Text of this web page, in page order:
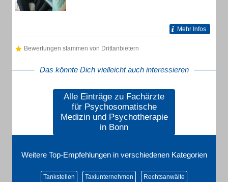
Mehr Infos
Bewertungen stammen von Drittanbietern
Das könnte Dich vielleicht auch interessieren
Alle Einträge zu Fachärzte
für Psychosomatische
Medizin und Psychotherapie
in Bonn
Weitere Top-Empfehlungen in verschiedenen Kategorien
Tankstellen Taxiunternehmen Rechtsanwälte